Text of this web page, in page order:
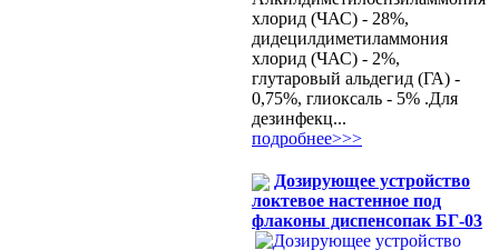
хлорид (ЧАС) - 28%,
дидецилдиметиламмония
хлорид (ЧАС) - 2%,
глутаровый альдегид (ГА) -
0,75%, глиоксаль - 5% .Для
дезинфекц...
подробнее>>>
Дозирующее устройство
локтевое настенное под
флаконы диспенсопак БГ-03